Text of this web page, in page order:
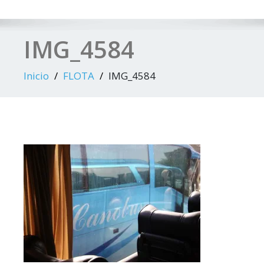
IMG_4584
Inicio FLOTA IMG_4584